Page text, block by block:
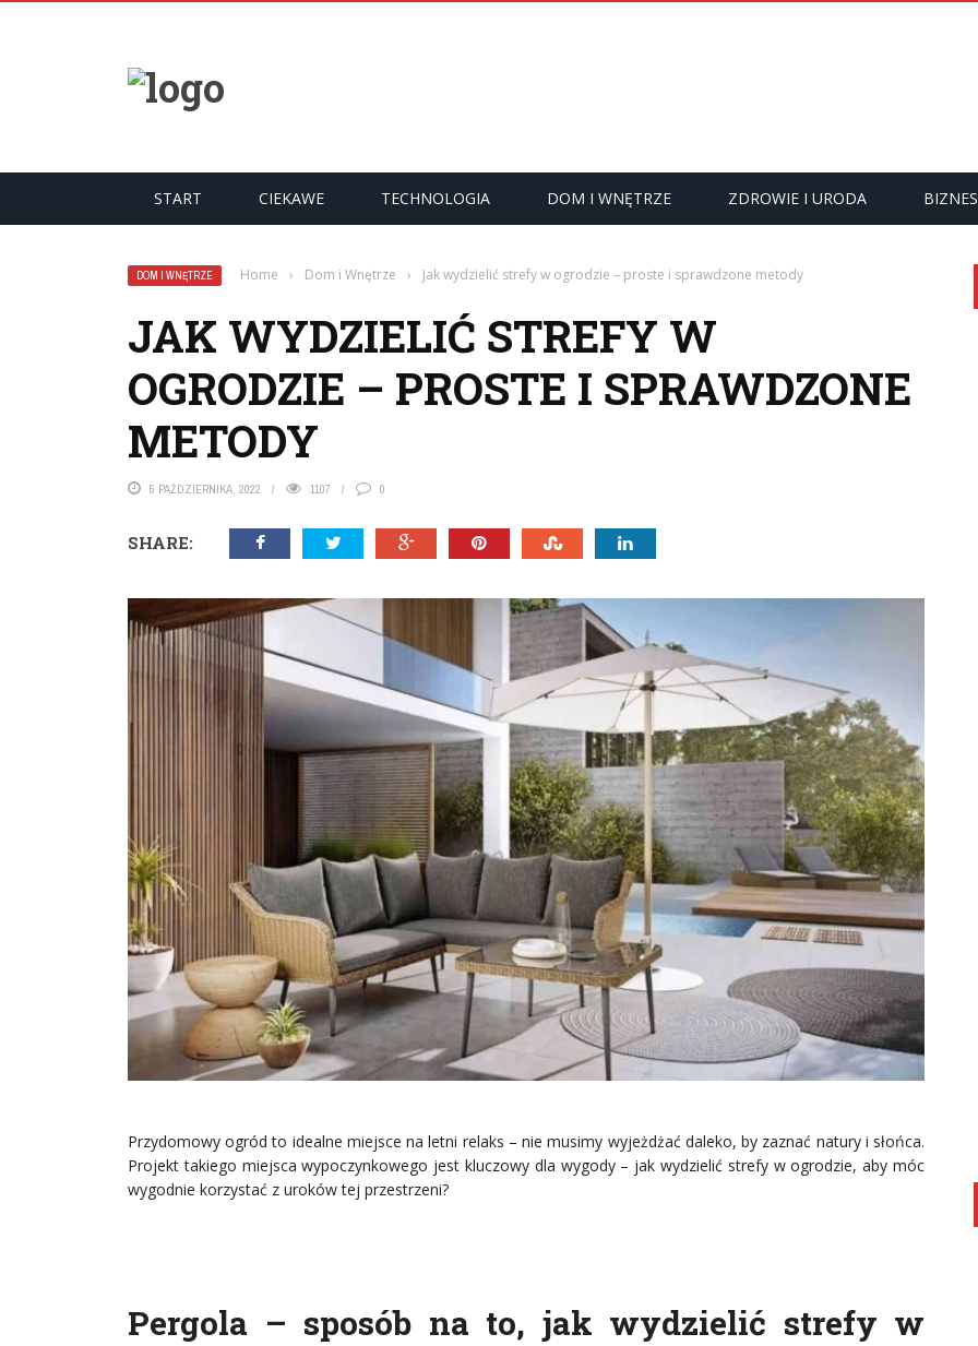
START CIEKAWE TECHNOLOGIA DOM I WNĘTRZE ZDROWIE I URODA BIZNES
DOM I WNĘTRZE Home › Dom i Wnętrze › Jak wydzielić strefy w ogrodzie – proste i sprawdzone metody
JAK WYDZIELIĆ STREFY W
OGRODZIE – PROSTE I SPRAWDZONE
METODY
5 PAŹDZIERNIKA, 2022 1107 0
SHARE:
Przydomowy ogród to idealne miejsce na letni relaks – nie musimy wyjeżdżać daleko, by zaznać natury i słońca.
Projekt takiego miejsca wypoczynkowego jest kluczowy dla wygody – jak wydzielić strefy w ogrodzie, aby móc
wygodnie korzystać z uroków tej przestrzeni?
Pergola – sposób na to, jak wydzielić strefy w